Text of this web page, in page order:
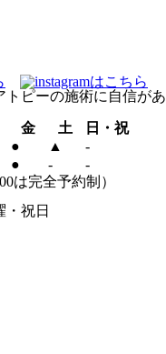
トピーの施術に自信があ
金 土
日・祝
● ▲
-
● -
-
は完全予約制）
・祝日